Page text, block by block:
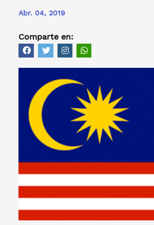
Abr. 04, 2019
Comparte en: